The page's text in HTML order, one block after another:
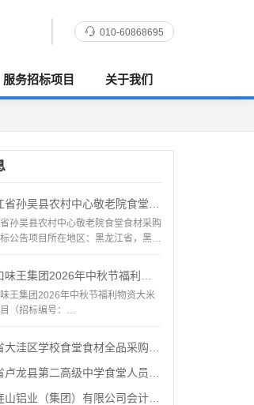
010-60868695
服务招标项目 关于我们
孙吴县农村中心敬老院食堂食材采购
孙吴县农村中心敬老院食堂食材采购
公告项目所在地区：黑龙江省，黑河
王集团2026年中秋节福利物资大
王集团2026年中秋节福利物资大米
（招标编号：
洼区学校食堂食材全品采购配送服务
龙县第二高级中学食堂人员管理服务
铝业（集团）有限公司会计外包服务